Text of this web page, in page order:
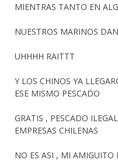
MIENTRAS TANTO EN
NUESTROS MARINOS
UHHHH RAITTT
Y LOS CHINOS YA
ESE MISMO PESCADO
GRATIS , PESCADO
EMPRESAS CHILENAS
NO ES ASI , MI AMIGUITO